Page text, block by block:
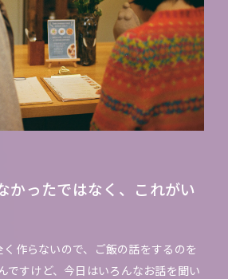
かったではなく、これがい
く作らないので、ご飯の話をするのを
ですけど、今日はいろんなお話を聞い